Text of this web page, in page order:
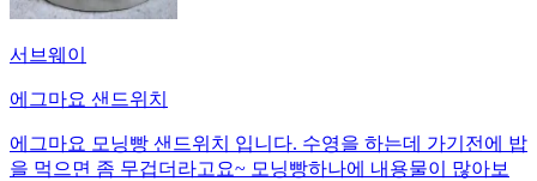
서브웨이
에그마요 샌드위치
에그마요 모닝빵 샌드위치 입니다. 수영을 하는데 가기전에 밥
을 먹으면 좀 무겁더라고요~ 모닝빵하나에 내용물이 많아보